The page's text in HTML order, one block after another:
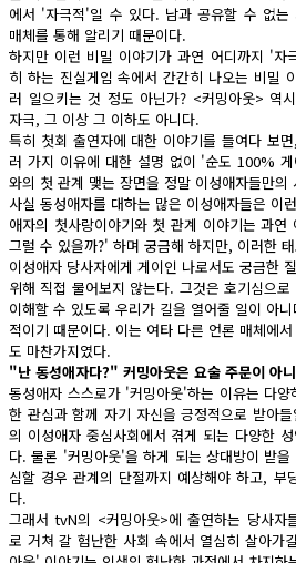
에서 '자극적'일 수 있다. 남과 공유할 수 없는
매체를 통해 알리기 때문이다.
하지만 이런 비밀 이야기가 과연 어디까지 '자
히 하는 진실게임 속에서 간간히 나오는 비밀
러 일으키는 것 정도 아닌가? <커밍아웃> 역
자극, 그 이상 그 이하도 아니다.
특히 첫회 출연자에 대한 이야기를 들여다 보
러 가지 이유에 대한 설명 없이 '순도 100%
와의 첫 관계 맺는 장면을 정말 이성애자들만의
사실 동성애자를 대하는 많은 이성애자들은 이
애자의 첫사랑이야기와 첫 관계 이야기는 과연
그럴 수 있을까?' 하며 궁금해 하지만, 이러한
이성애자 당사자에게 게이인 나로서도 궁금한
위해 직접 물어보지 않는다. 그것은 호기심으
이해할 수 있도록 우리가 길을 열어줄 일이 아
적이기 때문이다. 이는 여타 다른 언론 매체에
도 마찬가지였다.
"난 동성애자다?" 커밍아웃은 요술 주문이 아
동성애자 스스로가 '커밍아웃'하는 이유는 다
한 관심과 함께 자기 자신을 긍정적으로 받아
의 이성애자 중심사회에서 겪게 되는 다양한
다. 물론 '커밍아웃'을 하게 되는 상대방이 받
심할 경우 관계의 단절까지 예상해야 하고, 부
다.
그래서 tvN의 <커밍아웃>에 출연하는 당사자
로 거쳐 갈 험난한 사회 속에서 열심히 살아가